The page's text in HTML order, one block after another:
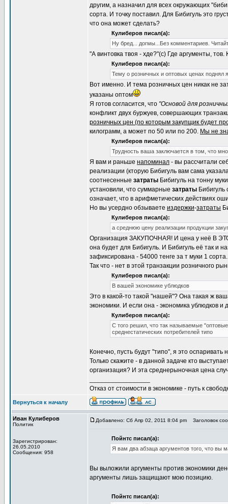
другим, а назначил для всех окружающих
сорта. И точку поставил. Для Бибигуль это
что она может сделать?
Кулиберов писал(а):
Ну бред... догмы...Без комментариев.
"А винтовка твоя - хде?"(с) Где аргументы,
Кулиберов писал(а):
Тему о розничных и оптовых ценах поднял
Вот именно. И тема розничных цен никак не
указаны оптом
Я готов согласится, что "Основой для
конфликт двух буржуев, совершающих
розничных цен (по которым закупщик будет
килограмм, а может по 50 или по 200. Мы не
Кулиберов писал(а):
Трудность ваша заключается в том, что
Я вам и раньше напоминал - вы рассчитали
реализации (кторую Бибигуль вам сама
соотнесенные затраты Бибигуль на тонну
установили, что суммарные затраты
означает, что в арифметических действиях
Но вы усердно обзываете издержки-затраты
Кулиберов писал(а):
а среднюю цену реализации продукции
Организация ЗАКУПОЧНАЯ! И цена у неё В
она будет для Бибигуль. И Бибигуль её так и
зафиксирована - 54000 тенге за т муки 1 сорта.
Так что - нет в этой транзакции розничного
Кулиберов писал(а):
В вашей экономике ублюдков
Это в какой-то такой "нашей"? Она такая ж
экономики. И если она - экономика ублюдков и
Кулиберов писал(а):
С того решил, что так называемые
среднестатических потребителей типо
Конечно, пусть будут "типо", я это оспаривать
Только скажите - в данной задаче кто
организация? И эта среднерыночная цена
Отказ от стоимости в экономике - путь к
Вернуться к началу
Иван Кулиберов
Политик
Зарегистрирован:
26.05.2010
Сообщения: 958
Добавлено: Сб Апр 02, 2011 8:04 pm Заголовок
Пойнтс писал(а):
Я вам два абзаца аргументов того, что вы
Вы выложили аргументы против экономики
аргументы лишь защищают мою позицию.
Пойнтс писал(а):